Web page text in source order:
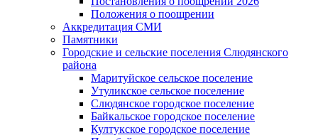
Положения о поощрении
Аккредитация СМИ
Памятники
Городские и сельские поселения Слюдянского
района
Маритуйское сельское поселение
Утуликское сельское поселение
Слюдянское городское поселение
Байкальское городское поселение
Култукское городское поселение